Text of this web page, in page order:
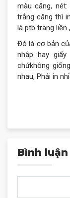
màu căng,
trắng căng thì
là ptb trang liền
Đó là cơ bản
nhập hay
chứkhông
nhau, Phải in
Bình luận